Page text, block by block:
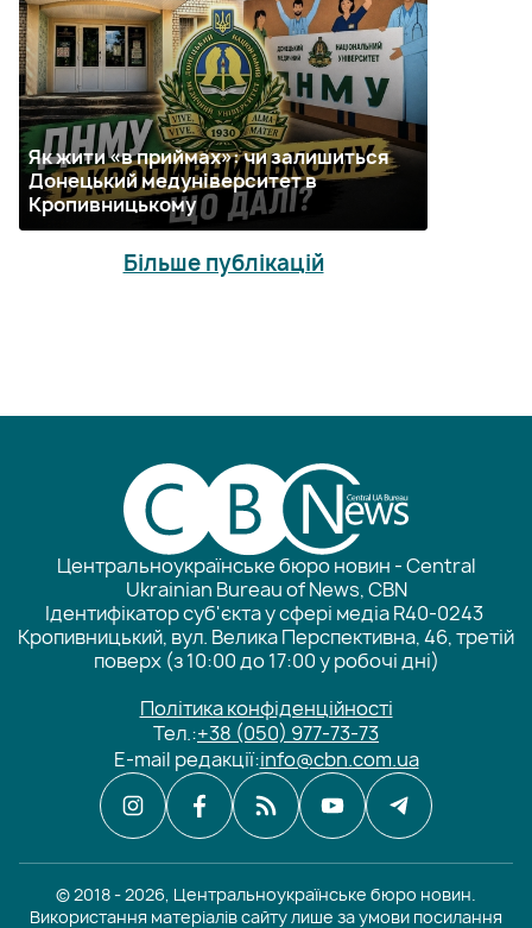
Як жити «в приймах»: чи залишиться
Донецький медуніверситет в
Кропивницькому
Більше публікацій
Центральноукраїнське бюро новин - Central
Ukrainian Bureau of News, CBN
Ідентифікатор суб'єкта у сфері медіа R40-0243
Кропивницький, вул. Велика Перспективна, 46, третій
поверх (з 10:00 до 17:00 у робочі дні)
Політика конфіденційності
Тел.:+38 (050) 977-73-73
E-mail редакції:info@cbn.com.ua
© 2018 - 2026, Центральноукраїнське бюро новин.
Використання матеріалів сайту лише за умови посилання